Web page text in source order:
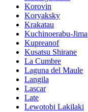
Korovin
Koryaksky
Krakatau
Kuchinoerabu-Jima
Kupreanof
Kusatsu Shirane
La Cumbre
Laguna del Maule
Langila
Lascar
Late
Lewotobi Lakilaki